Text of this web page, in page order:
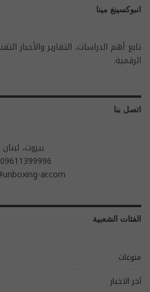
انبوكسينغ مينا
تابع أهم الدراسات، التقارير والأخبار
الرقمية.
اتصل بنا
بيروت، لبنان
ar.com
الفئات الشعبية
منوعات
آخر الاخبار